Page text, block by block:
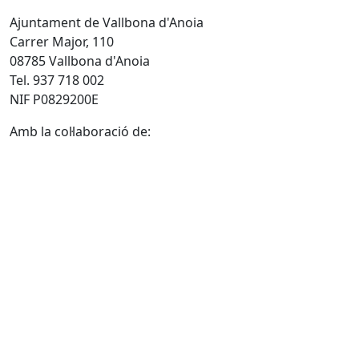
Ajuntament de Vallbona d'Anoia
Carrer Major, 110
08785 Vallbona d'Anoia
Tel. 937 718 002
NIF P0829200E
Amb la col·laboració de: